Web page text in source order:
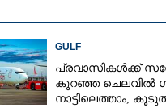
GULF
പ്രവാസികൾക്ക്
കുറഞ്ഞ ചെലവിൽ
നാട്ടിലെത്താം,​